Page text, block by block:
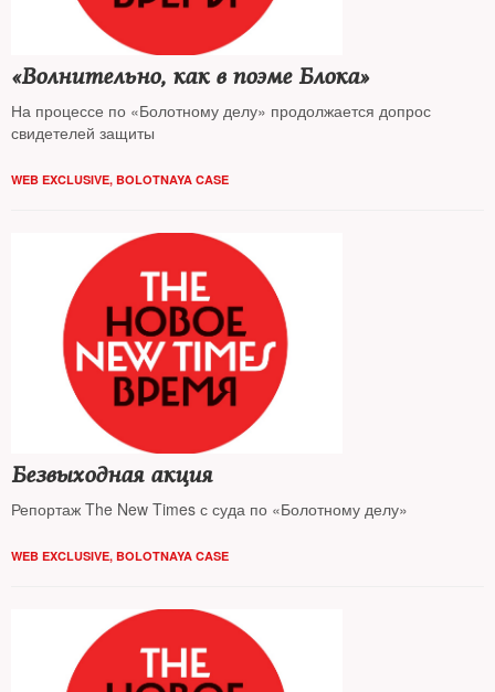
«Волнительно, как в поэме Блока»
На процессе по «Болотному делу» продолжается допрос
свидетелей защиты
WEB EXCLUSIVE, BOLOTNAYA CASE
Безвыходная акция
Репортаж The New Times с суда по «Болотному делу»
WEB EXCLUSIVE, BOLOTNAYA CASE